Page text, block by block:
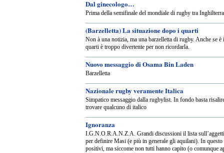
Dal ginecologo…
Prima della semifinale del mondiale di rugby tra
(Barzelletta) La situazione dopo i quarti
Non à una notizia, ma una barzelletta di rugby. Anche se
quarti è troppo divertente per non ricordarla.
Nuovo messaggio di Osama Bin Laden
Barzelletta
Nazionale rugby veramente Italica
Simpatico messaggio dalla rugbylist. In fondo basta
trovare qualcuno di italico
Ignoranza
I.G.N.O.R.A.N.Z.A. Grandi discussioni il lista
per definire Masi (e più in generale gli aquilani). In questo
positivi, ma siccome non tutti hanno capito (o comunque